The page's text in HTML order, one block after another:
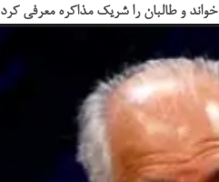
خواند و طالبان را شریک مذاکره معرفی کرد